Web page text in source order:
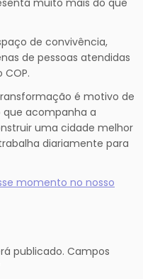
de convivência,
de pessoas atendidas
é motivo de
acompanha a
uma cidade melhor
diariamente para
momento no nosso
publicado. Campos